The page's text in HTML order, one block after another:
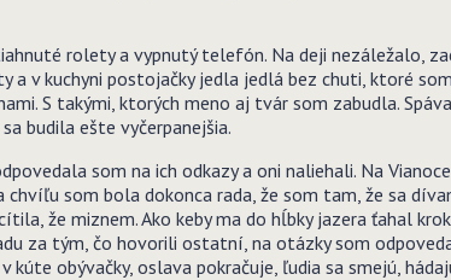
rolety a vypnutý telefón. Na deji nezáležalo,
v kuchyni postojačky jedla jedlá bez chuti, ktoré
S takými, ktorých meno aj tvár som zabudla.
budila ešte vyčerpanejšia.
som na ich odkazy a oni naliehali. Na
som bola dokonca rada, že som tam, že sa
že miznem. Ako keby ma do hĺbky jazera ťahal
za tým, čo hovorili ostatní, na otázky som
obývačky, oslava pokračuje, ľudia sa smejú,